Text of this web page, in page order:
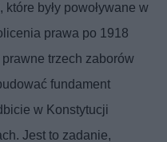
były powoływane w
prawa po 1918
trzech zaborów
fundament
w Konstytucji
Jest to zadanie,